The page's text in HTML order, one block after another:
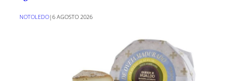
NOTOLEDO|6 AGOSTO 2026